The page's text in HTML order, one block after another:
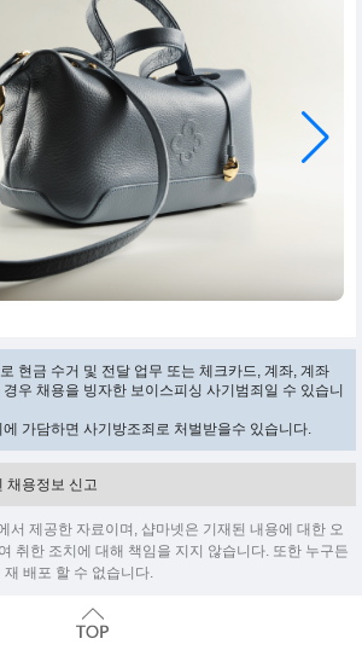
현금 수거 및 전달 업무 또는 체크카드, 계좌, 계좌
우 채용을 빙자한 보이스피싱 사기범죄일 수 있습니
가담하면 사기방조죄로 처벌받을수 있습니다.
채용정보 신고
서 제공한 자료이며, 샵마넷은 기재된 내용에 대한 오
취한 조치에 대해 책임을 지지 않습니다. 또한 누구든
배포 할 수 없습니다.